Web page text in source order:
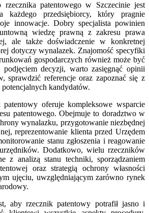
rzecznika patentowego w Szczecinie jest
każdego przedsiębiorcy, który pragnie
innowacje. Dobry specjalista powinien
wiedzę prawną z zakresu prawa
ale także doświadczenie w konkretnej
dotyczy wynalazek. Znajomość specyfiki
gospodarczych również może być
podjęciem decyzji, warto zasięgnąć opinii
sprawdzić referencje oraz zapoznać się z
kandydatów.
patentowy oferuje kompleksowe wsparcie
patentowego. Obejmuje to doradztwo w
wynalazku, przygotowanie niezbędnej
reprezentowanie klienta przed Urzędem
stanu zgłoszenia i reagowanie
Dodatkowo, wielu rzeczników
z analizą stanu techniki, sporządzaniem
oraz strategią ochrony własności
ujęciu, uwzględniającym zarówno rynek
aby rzecznik patentowy potrafił jasno i